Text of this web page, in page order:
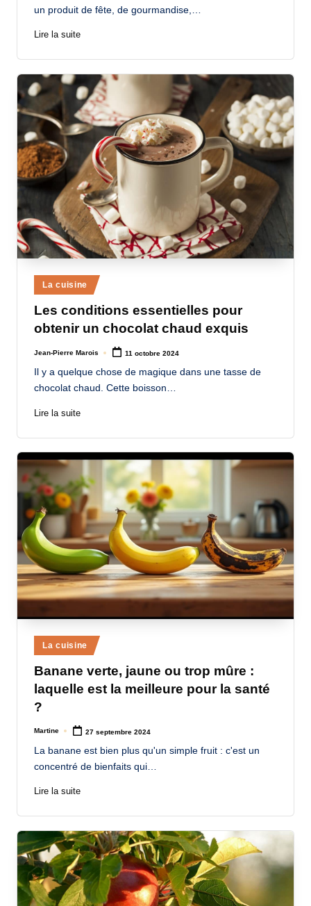
un produit de fête, de gourmandise,…
Lire la suite
Posted
in
La cuisine
Les conditions essentielles pour
obtenir un chocolat chaud exquis
Posted
Jean-Pierre Marois 11 octobre 2024
Il y a quelque chose de magique dans une tasse de
chocolat chaud. Cette boisson…
Lire la suite
Posted
in
La cuisine
Banane verte, jaune ou trop mûre :
laquelle est la meilleure pour la santé
?
Posted
Martine 27 septembre 2024
La banane est bien plus qu'un simple fruit : c'est un
concentré de bienfaits qui…
Lire la suite